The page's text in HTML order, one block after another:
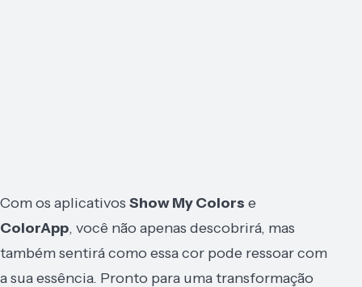
Com os aplicativos Show My Colors e
ColorApp, você não apenas descobrirá, mas
também sentirá como essa cor pode ressoar com
a sua essência. Pronto para uma transformação